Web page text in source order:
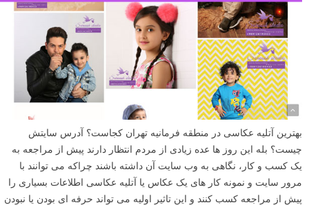
بهترین آتلیه عکاسی در منطقه فرمانیه تهران کجاست؟ آدرس سایتش
چیست؟ بله این روز ها عده زیادی از مردم انتظار دارند پیش از مراجعه به
یک کسب و کار، نگاهی به وب سایت آن داشته باشند چراکه می توانند با
مرور سایت و نمونه کار های یک عکاس یا آتلیه عکاسی اطلاعات بسیاری را
پیش از مراجعه کسب کنند و این تاثیر اولیه می تواند حرفه ای بودن یا نبودن